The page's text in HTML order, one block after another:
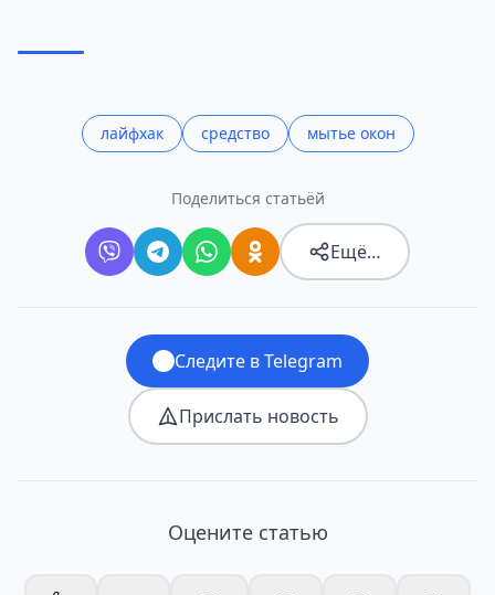
лайфхак средство мытье окон
Поделиться статьёй
Ещё…
Следите в Telegram
Прислать новость
Оцените статью